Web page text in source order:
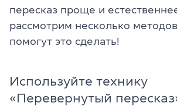
пересказ проще и
рассмотрим несколько
помогут это сделать!
Используйте технику
«Перевернутый